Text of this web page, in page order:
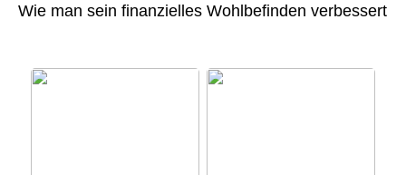
Wie man sein finanzielles Wohlbefinden verbessert